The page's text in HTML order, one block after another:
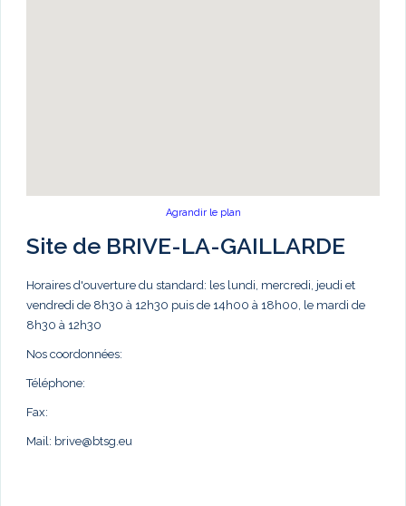
Agrandir le plan
Site de BRIVE-LA-GAILLARDE
Horaires d'ouverture du standard: les lundi, mercredi, jeudi et
vendredi de 8h30 à 12h30 puis de 14h00 à 18h00, le mardi de
8h30 à 12h30
Nos coordonnées:
Téléphone:
Fax:
Mail: brive@btsg.eu